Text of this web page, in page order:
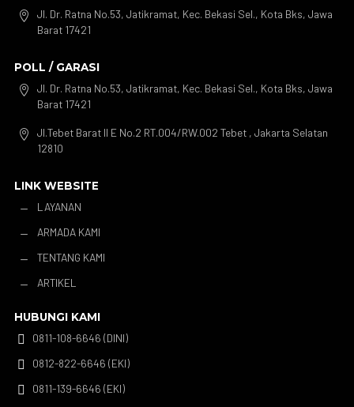

Jl. Dr. Ratna No.53, Jatikramat, Kec. Bekasi Sel., Kota Bks, Jawa
Barat 17421
POLL / GARASI

Jl. Dr. Ratna No.53, Jatikramat, Kec. Bekasi Sel., Kota Bks, Jawa
Barat 17421

Jl.Tebet Barat II E No.2 RT.004/RW.002 Tebet , Jakarta Selatan
12810
LINK WEBSITE
K
LAYANAN
K ARMADA KAMI
K TENTANG KAMI
K ARTIKEL
HUBUNGI KAMI

0811-108-6646 (DINI)

0812-822-6646 (EKI)

0811-139-6646 (EKI)